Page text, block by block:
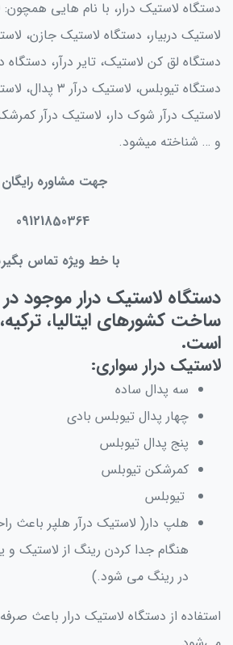
دستگاه لاستیک درار، با نام هایی
لاستیک دربیار، دستگاه لاستیک جازن،
دستگاه لق کن لاستیک، تایر درآر، دستگاه
لاستیک درآر شوک دار، لاستیک درآر
و … شناخته میشود.
جهت مشاوره رایگان
09121850364
با خط ویژه تماس
دستگاه‌ لاستیک درار موجود در
ساخت کشورهای ایتالیا،
است.
لاستیک درار سواری:
سه پدال ساده
چهار پدال تیوبلس بادی
پنج پدال تیوبلس
کمرشکن تیوبلس
تیوبلس
هلپ دار( لاستیک درآر هلپر باعث
هنگام جدا کردن رینگ از لاستیک و
در رینگ می شود.)
استفاده از دستگاه لاستیک درار باعث